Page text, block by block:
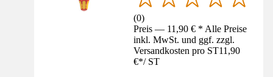
(0)
Preis — 11,90 € * Alle Preise
inkl. MwSt. und ggf. zzgl.
Versandkosten pro ST11,90
€*/ ST